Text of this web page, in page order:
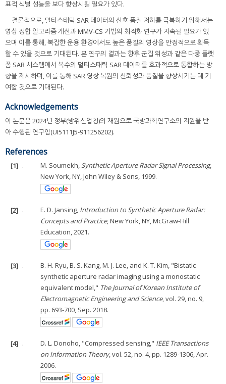
표적 식별 성능을 보다 향상시킬 필요가 있다.
결론적으로, 멀티스태틱 SAR 데이터의 신호 품질 저하를 극복하기 위해서는
영상 정합 알고리즘 개선과 MMV-CS 기법의 최적화 연구가 지속될 필요가 있
으며 이를 통해, 복잡한 운용 환경에서도 높은 품질의 영상을 안정적으로 획득
할 수 있을 것으로 기대된다. 본 연구의 결과는 향후 군집 위성과 같은 다중 플랫
폼 SAR 시스템에서 복수의 멀티스태틱 SAR 데이터를 효과적으로 통합하는 방
향을 제시하며, 이를 통해 SAR 영상 복원의 신뢰성과 품질을 향상시키는 데 기
여할 것으로 기대된다.
Acknowledgements
이 논문은 2024년 정부(방위산업청)의 재원으로 국방과학연구소의 지원을 받
아 수행된 연구임(UI5111J5-911256202).
References
[1] . M. Soumekh, Synthetic Aperture Radar Signal Processing,
New York, NY, John Wiley & Sons, 1999.
[2] . E. D. Jansing, Introduction to Synthetic Aperture Radar:
Concepts and Practice, New York, NY, McGraw-Hill
Education, 2021.
[3] .
B. H. Ryu, B. S. Kang, M. J. Lee, and K. T. Kim, "Bistatic
synthetic aperture radar imaging using a monostatic
equivalent model," The Journal of Korean Institute of
Electromagnetic Engineering and Science, vol. 29, no. 9,
pp. 693-700, Sep. 2018.
[4] . D. L. Donoho, "Compressed sensing," IEEE Transactions
on Information Theory, vol. 52, no. 4, pp. 1289-1306, Apr.
2006.